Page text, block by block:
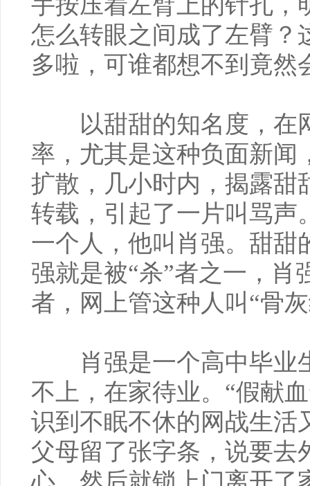
怎么转眼之间成了左臂？
多啦，可谁都想不到竟然
以甜甜的知名度，在
率，尤其是这种负面新闻
扩散，几小时内，揭露甜
转载，引起了一片叫骂声
一个人，他叫肖强。甜甜
强就是被“杀”者之一，肖
者，网上管这种人叫“骨
肖强是一个高中毕业
不上，在家待业。“假献
识到不眠不休的网战生活
父母留了张字条，说要去